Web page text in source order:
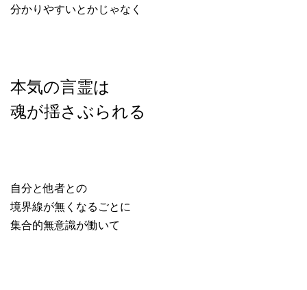
分かりやすいとかじゃなく
本気の言霊は
魂が揺さぶられる
自分と他者との
境界線が無くなるごとに
集合的無意識が働いて